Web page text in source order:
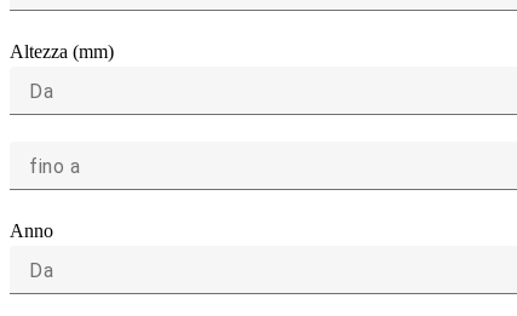
Altezza (mm)
Da
fino a
Anno
Da